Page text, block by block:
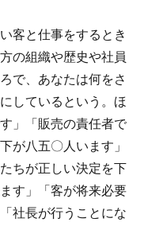
客と仕事をするとき
の組織や歴史や社員
で、あなたは何をさ
しているという。ほ
」「販売の責任者で
が八五〇人います」
ちが正しい決定を下
す」「客が将来必要
社長が行うことにな